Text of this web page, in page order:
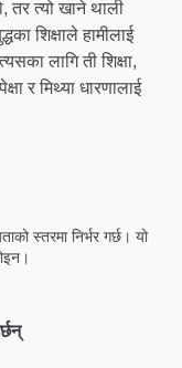
तर त्यो खाने थाली
शिक्षाले हामीलाई
लागि ती शिक्षा,
र मिथ्या धारणालाई
स्तरमा निर्भर गर्छ। यो